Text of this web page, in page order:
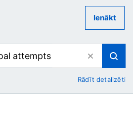
Ienākt
Rādīt detalizēti